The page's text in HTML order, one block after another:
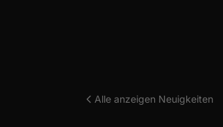
Alle anzeigen Neuigkeiten